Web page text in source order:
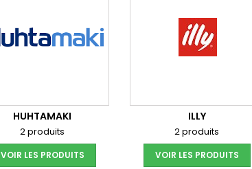
HUHTAMAKI
2 produits
VOIR LES PRODUITS
ILLY
2 produits
VOIR LES PRODUITS